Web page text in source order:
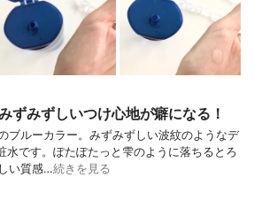
ずみずしいつけ心地が癖になる！
ブルーカラー。みずみずしい波紋のようなデ
水です。ぽたぽたっと雫のように落ちるとろ
い質感…続きを見る